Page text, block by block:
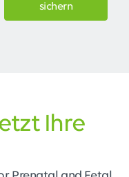
sichern
Ihre